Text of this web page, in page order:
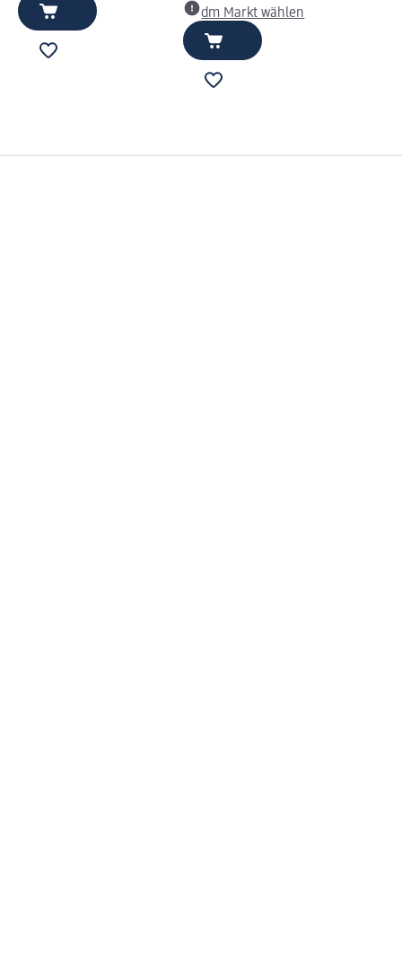
dm Markt wählen